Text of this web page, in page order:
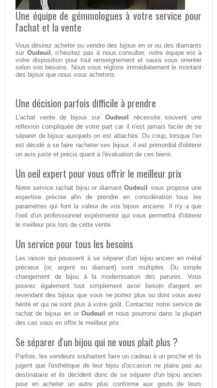
Une équipe de gémmologues à votre service pour
l'achat et la vente
Vous désirez acheter ou vendre des bijoux en or ou des diamants
sur Oudeuil , n’hésitez pas à nous consulter, notre équipe est à
votre disposition pour tout renseignement et saura vous orienter
selon vos besoins. Nous vous réglons immédiatement le montant
des bijoux que nous vous achetons.
Une décision parfois difficile à prendre
L'achat vente de bijoux sur Oudeuil nécessite souvent une
réflexion compliquée de votre part car il n'est jamais facile de se
séparer de bijoux auxquels on est attachés. Du coup, lorsque l'on
est décidé à se faire racheter ses bijoux, il est primordial d'obtenir
un avis juste et précis quant à l'évaluation de ces biens.
Un oeil expert pour vous offrir le meilleur prix
Notre service rachat bijou or diamantOudeuil vous propose une
expertise précise afin de prendre en considération tous les
paramètres qui font la valeur de vos bijoux anciens. Il n'y a que
l'oeil d'un professionnel expérimenté qui vous permettra d'obtenir
le meilleur prix lors de cette vente.
Un service pour tous les besoins
Les raison qui poussent à se séparer d'un bijou ancien en métal
précieux (or, argent ou diamant) sont multiples. Du simple
changement de bijou à la modernisation des parures. Vous
pouvez également tout simplement avoir besoin d'argent en
revendant des bijoux que vous ne portez plus ou dont vous avez
hérité et qui ne sont plus à votre goût. Contactez notre service de
rachat de bijoux en orOudeuil et nous pourrons dans la plupart
des cas vous en offrir le meilleur prix.
Se séparer d'un bijou qui ne vous plait plus ?
Parfois, les vendeurs souhaitent faire un cadeau à un proche et ils
jugent que l'esthétique de leur bijou d'occasion ne plaira pas au
destinataire et ils décident donc de se séparer d'un bijou ancien
pour en acheter un autre plus conforme aux gouts de leurs